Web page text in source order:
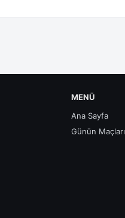
MENÜ
Ana Sayfa
Günün Maçları